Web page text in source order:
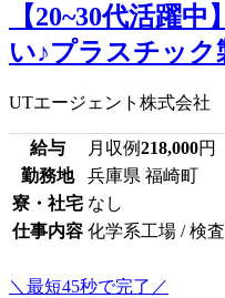
【20~30代活躍
い♪プラスチック
UTエージェント株式会社
給与 月収例218,000円
勤務地
兵庫県 福崎町
寮・社宅 なし
仕事内容 化学系工場 / 検
＼最短45秒で完了／